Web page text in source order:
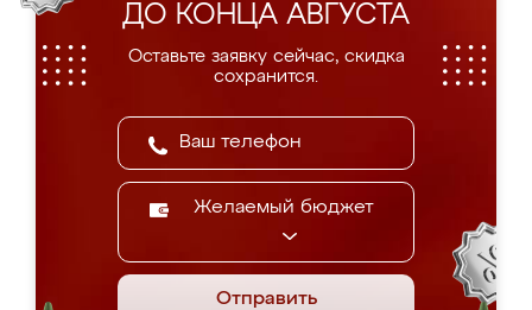
ДО КОНЦА АВГУСТА
Оставьте заявку сейчас, скидка
сохранится.
Желаемый бюджет
Отправить